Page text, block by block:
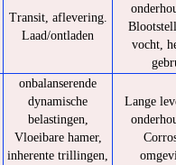
Transit, aflevering.
Laad/ontladen
vocht,
onbalanserende
dynamische
belastingen,
Vloeibare hamer,
inherente trillingen,
Lange